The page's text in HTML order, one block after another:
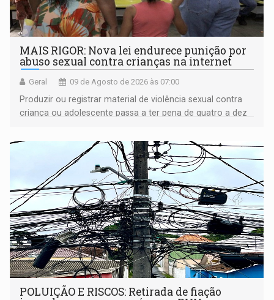
MAIS RIGOR: Nova lei endurece punição por
abuso sexual contra crianças na internet
Geral 09 de Agosto de 2026 às 07:00
Produzir ou registrar material de violência sexual contra
criança ou adolescente passa a ter pena de quatro a dez
POLUIÇÃO E RISCOS: Retirada de fiação